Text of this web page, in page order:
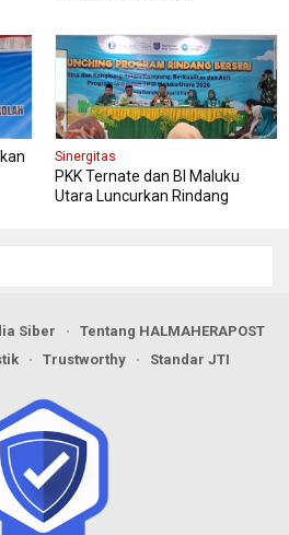
Sinergitas
PKK Ternate dan BI Maluku
Utara Luncurkan Rindang
Siber
Tentang HALMAHERAPOST
Trustworthy Standar JTI